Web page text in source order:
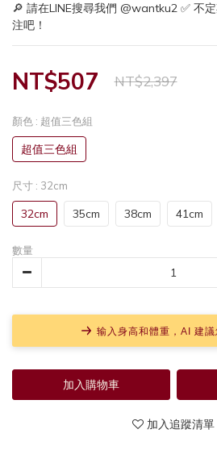
🔎 請在LINE搜尋我們 @wantku2 ✅ 不
注吧！
NT$2,397
NT$507
顏色 : 超值三色組
超值三色組
尺寸 : 32cm
32cm 35cm 38cm 41cm
數量
输入身高和體重，AI 建
加入購物車
加入追蹤清單